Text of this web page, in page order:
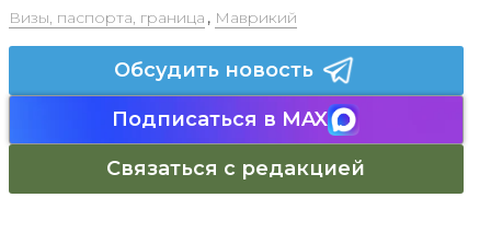
Визы, паспорта, граница , Маврикий
Обсудить новость
Подписаться в MAX
Связаться с редакцией